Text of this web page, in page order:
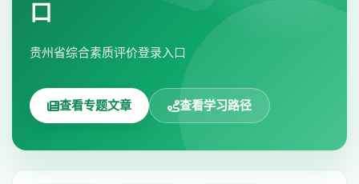
口
贵州省综合素质评价登录入口
查看专题文章 查看学习路径